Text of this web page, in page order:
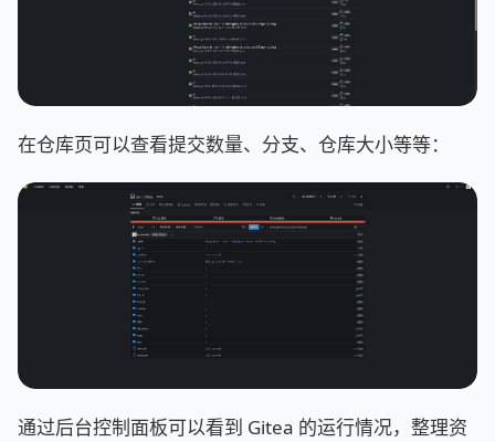
在仓库页可以查看提交数量、分支、仓库大小等等：
通过后台控制面板可以看到 Gitea 的运行情况，整理资